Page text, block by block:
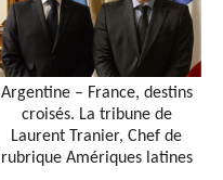
Argentine – France, destins
croisés. La tribune de
Laurent Tranier, Chef de
rubrique Amériques latines